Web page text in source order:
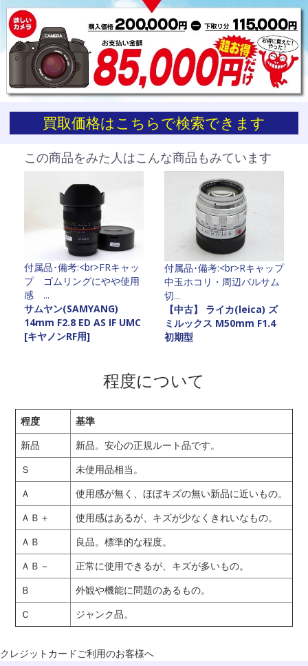
お買い物を続ける カートへ進む
買取価格はこちらで検索できます
この商品をみた人はこんな商品もみています
付属品･備考:<br>FRキャッ
プ ゴムリングにやや使用
感 ...
サムヤン(SAMYANG)
14mm F2.8 ED AS IF UMC
[キヤノンRF用]
付属品･備考:<br>Rキャップ
中玉ホコリ・周辺バルサム
切...
【中古】 ライカ(leica) ズ
ミルックス M50mm F1.4
初期型
程度について
程度
基準
新品
新品。安心の正規ルート品です。
Ｓ
未使用品相当。
Ａ
使用感が無く、ほぼキズの無い新品に近いもの。
ＡＢ＋
使用感はあるが、キズが少なくきれいなもの。
ＡＢ
良品。標準的な程度。
ＡＢ－
正常に使用できるが、キズが多いもの。
Ｂ
外観や機能に問題のあるもの。
Ｃ
ジャンク品。
クレジットカードご利用のお客様へ